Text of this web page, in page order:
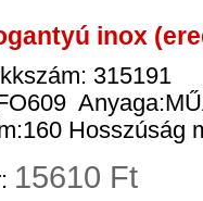
inox
315191
Hosszúság
15610 Ft